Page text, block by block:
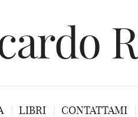
LIBRI CONTATTAMI